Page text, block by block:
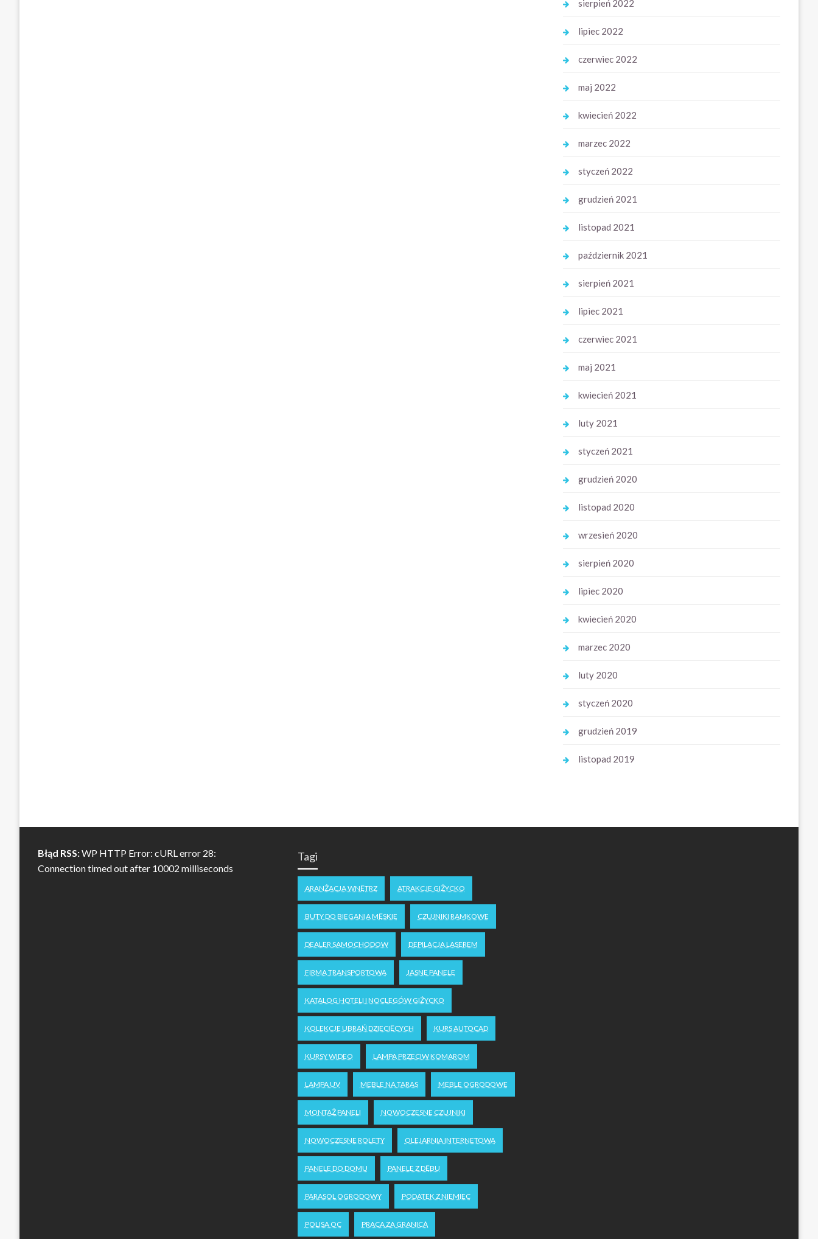
sierpień 2022
lipiec 2022
czerwiec 2022
maj 2022
kwiecień 2022
marzec 2022
styczeń 2022
grudzień 2021
listopad 2021
październik 2021
sierpień 2021
lipiec 2021
czerwiec 2021
maj 2021
kwiecień 2021
luty 2021
styczeń 2021
grudzień 2020
listopad 2020
wrzesień 2020
sierpień 2020
lipiec 2020
kwiecień 2020
marzec 2020
luty 2020
styczeń 2020
grudzień 2019
listopad 2019
Błąd RSS:WP HTTP Error: cURL error 28:
Connection timed out after 10002 milliseconds
Tagi
ARANŻACJA WNĘTRZ ATRAKCJE GIŻYCKO
BUTY DO BIEGANIA MĘSKIE CZUJNIKI RAMKOWE
DEALER SAMOCHODOW DEPILACJA LASEREM
FIRMA TRANSPORTOWA JASNE PANELE
KATALOG HOTELI I NOCLEGÓW GIŻYCKO
KOLEKCJE UBRAŃ DZIECIĘCYCH KURS AUTOCAD
KURSY WIDEO LAMPA PRZECIW KOMAROM
LAMPA UV MEBLE NA TARAS MEBLE OGRODOWE
MONTAŻ PANELI NOWOCZESNE CZUJNIKI
NOWOCZESNE ROLETY OLEJARNIA INTERNETOWA
PANELE DO DOMU PANELE Z DĘBU
PARASOL OGRODOWY PODATEK Z NIEMIEC
POLISA OC PRACA ZA GRANICĄ